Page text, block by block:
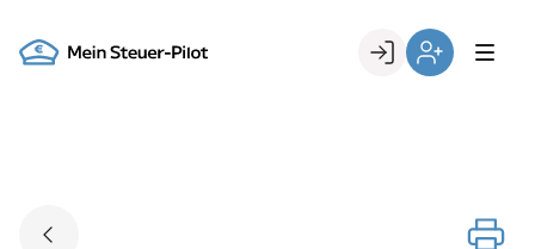
content
Go to landing page.